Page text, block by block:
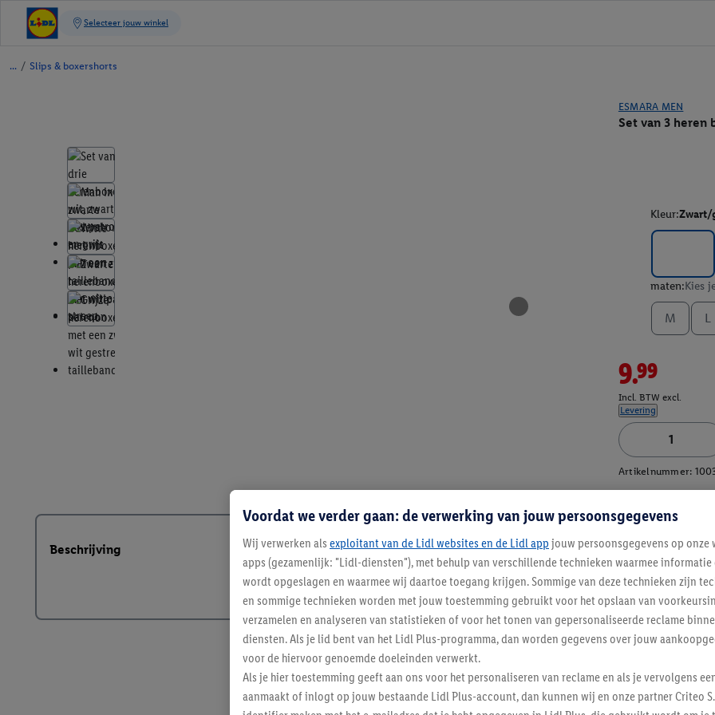
/ Slips & boxershorts
ESMARA MEN
Set van 3 heren
Kleur:
maten:Kies
M L
9.99
Incl. BTW excl.
Levering
Artikelnummer:
Beschrijving
Voordat we verder gaan: de verwerking van jouw persoonsgegevens
Wij verwerken als exploitant van de Lidl websites en de Lidl app jouw persoonsgegevens op onze
apps (gezamenlijk: "Lidl-diensten"), met behulp van verschillende technieken waarmee
wordt opgeslagen en waarmee wij daartoe toegang krijgen. Sommige van deze technieken zijn
en sommige technieken worden met jouw toestemming gebruikt voor het opslaan van
verzamelen en analyseren van statistieken of voor het tonen van gepersonaliseerde reclame
diensten. Als je lid bent van het Lidl Plus-programma, dan worden gegevens over jouw
voor de hiervoor genoemde doeleinden verwerkt.
Als je hier toestemming geeft aan ons voor het personaliseren van reclame en als je vervolgens
aanmaakt of inlogt op jouw bestaande Lidl Plus-account, dan kunnen wij en onze partner Criteo